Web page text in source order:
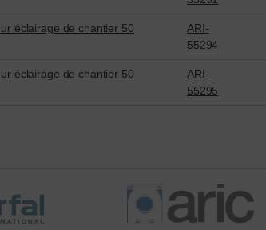
éclairage de chantier 50
ARI-
55294
éclairage de chantier 50
ARI-
55295